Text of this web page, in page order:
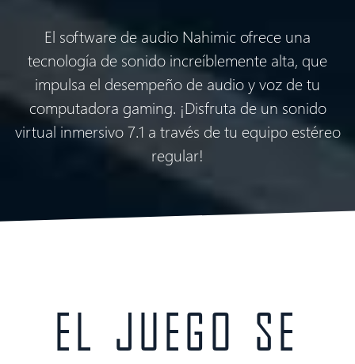
El software de audio Nahimic ofrece una
tecnología de sonido increíblemente alta, que
impulsa el desempeño de audio y voz de tu
computadora gaming. ¡Disfruta de un sonido
virtual inmersivo 7.1 a través de tu equipo estéreo
regular!
EL JUEGO SE